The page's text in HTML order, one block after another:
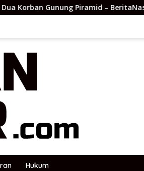
Piramid – BeritaNasional.ID
Hukum